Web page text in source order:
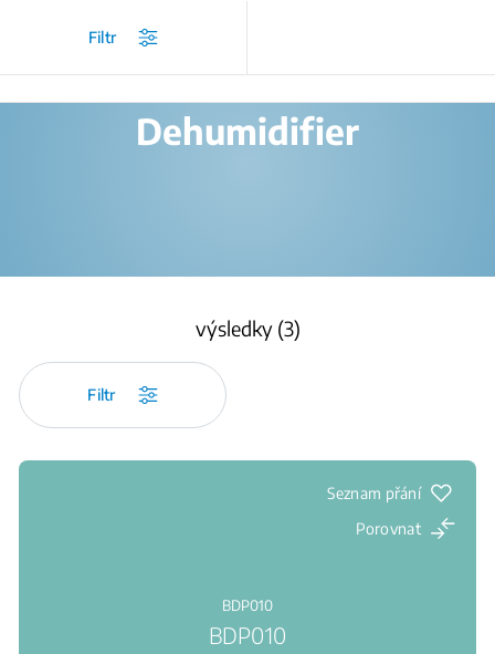
Dehumidifier
výsledky (3)
Filtr
Seznam přání
Porovnat
BDP010
BDP010
Filtr